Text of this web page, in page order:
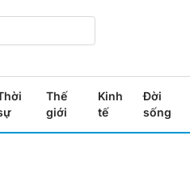
Thế
giới
Kinh
tế
Đời
sống